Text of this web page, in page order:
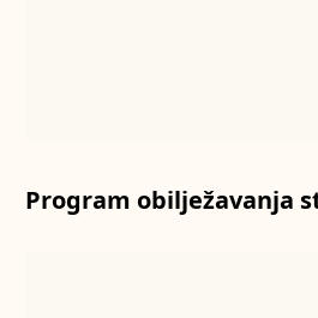
Program obilježavanja